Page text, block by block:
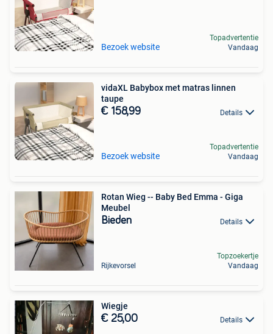
Bezoek website
Topadvertentie
Vandaag
vidaXL Babybox met matras linnen
taupe
€ 158,99 Details
Bezoek website
Topadvertentie
Vandaag
Rotan Wieg -- Baby Bed Emma - Giga
Meubel
Bieden Details
Rijkevorsel
Topzoekertje
Vandaag
Wiegje
€ 25,00 Details